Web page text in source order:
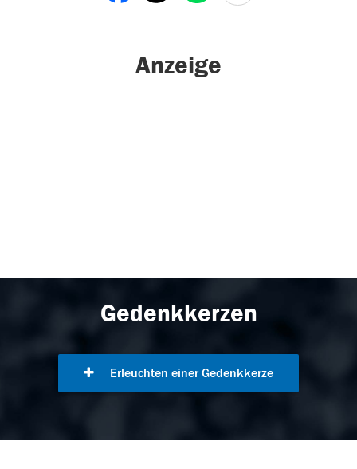
Anzeige
Gedenkkerzen
Erleuchten einer Gedenkkerze